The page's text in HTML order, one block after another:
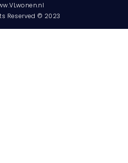
Reserved © 2023